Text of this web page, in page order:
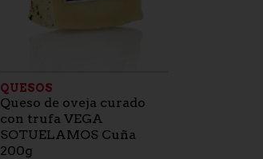
QUESOS
Queso de oveja curado
con trufa VEGA
SOTUELAMOS Cuña
200g